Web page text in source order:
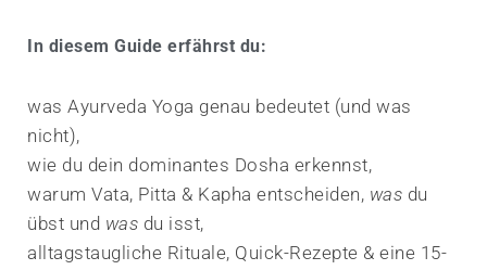
In diesem Guide erfährst du:
was Ayurveda Yoga genau bedeutet (und was
nicht),
wie du dein dominantes Dosha erkennst,
warum Vata, Pitta & Kapha entscheiden, was du
übst und was du isst,
alltagstaugliche Rituale, Quick-Rezepte & eine 15-